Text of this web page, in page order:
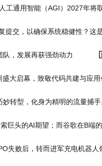
工通用智能（AGI）2027年
提交，以确保系统稳健性？这
，发展再获强劲动力
大启幕，致敬代码共建与应
转型，化身为精明的流量捕手
巨头的AI期望；而谷歌在B端
失败后，转而进军充电机器人